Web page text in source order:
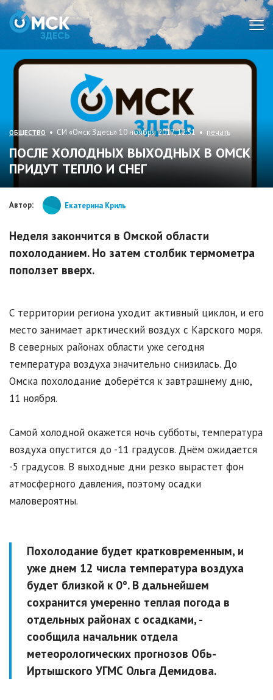
ОБЩЕСТВО • СИ «Омск Здесь» 10 ноября 2017, 12:51 • печать
ПОСЛЕ ХОЛОДНЫХ ВЫХОДНЫХ В ОМСК
ПРИДУТ ТЕПЛО И СНЕГ
Автор: Екатерина Криль
Неделя закончится в Омской области
похолоданием. Но затем столбик термометра
поползет вверх.
С территории региона уходит активный циклон, и его
место занимает арктический воздух с Карского моря.
В северных районах области уже сегодня
температура воздуха значительно снизилась. До
Омска похолодание доберётся к завтрашнему дню,
11 ноября.
Самой холодной окажется ночь субботы, температура
воздуха опустится до -11 градусов. Днём ожидается
-5 градусов. В выходные дни резко вырастет фон
атмосферного давления, поэтому осадки
маловероятны.
Похолодание будет кратковременным, и
уже днем 12 числа температура воздуха
будет близкой к 0°. В дальнейшем
сохранится умеренно теплая погода в
отдельных районах с осадками, -
сообщила начальник отдела
метеорологических прогнозов Обь-
Иртышского УГМС Ольга Демидова.